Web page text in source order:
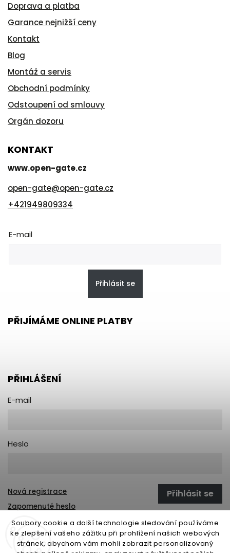
Soubory cookie a další technologie sledování používáme
ke zlepšení vašeho zážitku při prohlížení našich webových
stránek, abychom vám mohli zobrazit personalizovaný
Doprava a platba
Garance nejnižší ceny
Kontakt
Blog
Montáž a servis
Obchodní podmínky
Odstoupení od smlouvy
Orgán dozoru
KONTAKT
www.open-gate.cz
open-gate@open-gate.cz
+421949809334
E-mail
Přihlásit se
PŘIJÍMÁME ONLINE PLATBY
PŘIHLÁŠENÍ
E-mail
Heslo
Přihlásit se
Nová registrace
Zapomenuté heslo
open-gate.sk montazpohonu.sk